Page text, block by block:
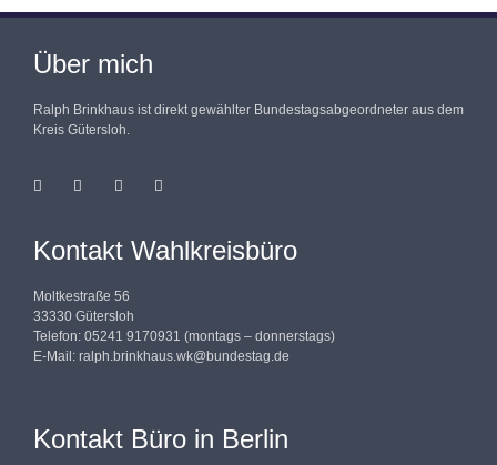
Über mich
Ralph Brinkhaus ist direkt gewählter Bundestagsabgeordneter aus dem
Kreis Gütersloh.
Kontakt Wahlkreisbüro
Moltkestraße 56
33330 Gütersloh
Telefon: 05241 9170931 (montags – donnerstags)
E-Mail: ralph.brinkhaus.wk@bundestag.de
Kontakt Büro in Berlin